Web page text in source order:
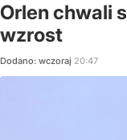
Orlen chwali
wzrost
Dodano: wczoraj 20:47